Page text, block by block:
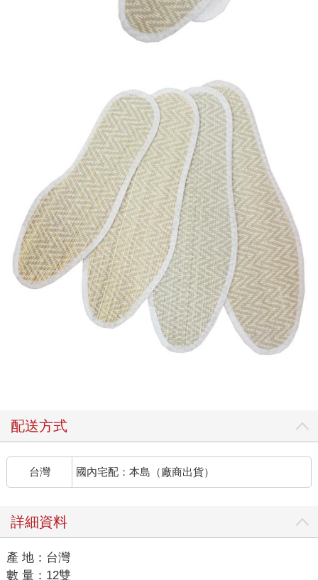
配送方式
台灣 國內宅配：本島（廠商出貨）
詳細資料
產 地：台灣
數 量：12雙